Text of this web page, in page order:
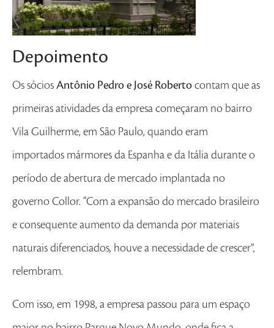
Depoimento
Os sócios Antônio Pedro e José Roberto contam que as
primeiras atividades da empresa começaram no bairro
Vila Guilherme, em São Paulo, quando eram
importados mármores da Espanha e da Itália durante o
período de abertura de mercado implantada no
governo Collor. “Com a expansão do mercado brasileiro
e consequente aumento da demanda por materiais
naturais diferenciados, houve a necessidade de crescer”,
relembram.
Com isso, em 1998, a empresa passou para um espaço